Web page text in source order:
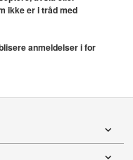
ikke er i tråd med
anmeldelser i for